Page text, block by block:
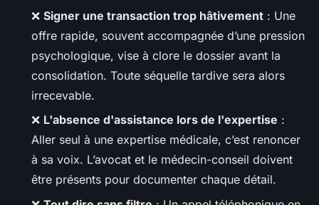
❌ Signer une transaction trop hâtivement : Une
offre rapide, souvent accompagnée d’une pression
psychologique, vise à clore le dossier avant la
consolidation. Toute séquelle tardive sera alors
irrecevable.
❌ L'absence d'assistance lors de l'expertise :
Aller seul à une expertise médicale, c’est renoncer
à sa voix. L’avocat et le médecin-conseil doivent
être présents pour documenter chaque détail.